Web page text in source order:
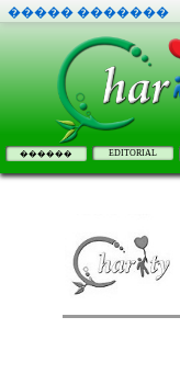
����� �������
������ EDITORIAL